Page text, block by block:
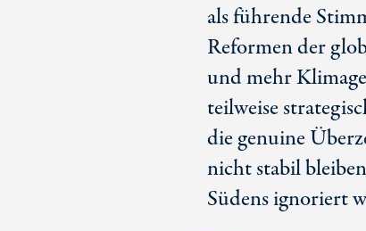
als führende
Reformen der
und mehr
teilweise
die genuine
nicht stabil
Südens ignoriert